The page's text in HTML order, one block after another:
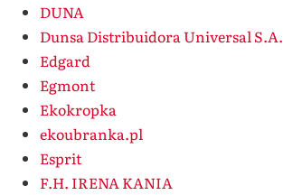
DUNA
Dunsa Distribuidora Universal S.A.
Edgard
Egmont
Ekokropka
ekoubranka.pl
Esprit
F.H. IRENA KANIA